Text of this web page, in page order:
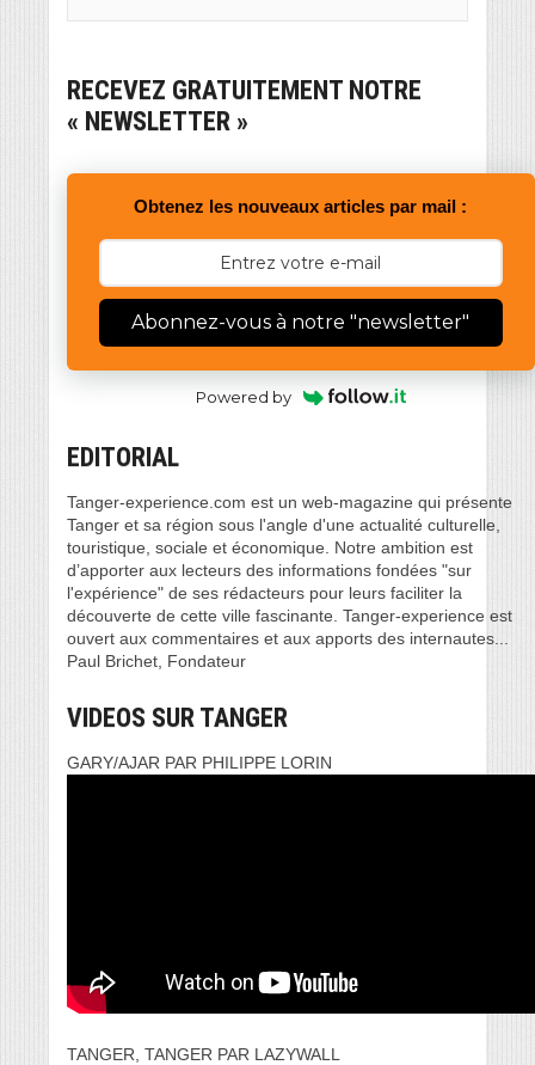
RECEVEZ GRATUITEMENT NOTRE
« NEWSLETTER »
Obtenez les nouveaux articles par mail :
Abonnez-vous à notre "newsletter"
Powered by
EDITORIAL
Tanger-experience.com est un web-magazine qui présente
Tanger et sa région sous l'angle d'une actualité culturelle,
touristique, sociale et économique. Notre ambition est
d’apporter aux lecteurs des informations fondées "sur
l'expérience" de ses rédacteurs pour leurs faciliter la
découverte de cette ville fascinante. Tanger-experience est
ouvert aux commentaires et aux apports des internautes...
Paul Brichet, Fondateur
VIDEOS SUR TANGER
GARY/AJAR PAR PHILIPPE LORIN
TANGER, TANGER PAR LAZYWALL